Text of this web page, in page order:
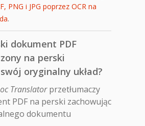
PNG i JPG poprzez OCR na
.
dokument PDF
na perski
oryginalny układ?
Translatorprzetłumaczy
PDF na perski zachowując
dokumentu